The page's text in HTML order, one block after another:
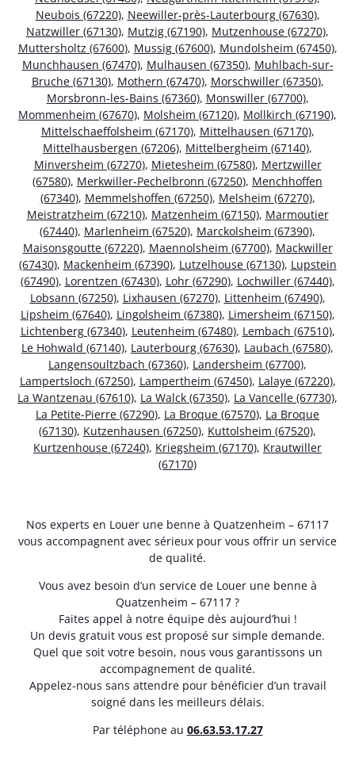
Neubois (67220), Neewiller-près-Lauterbourg (67630),
Natzwiller (67130), Mutzig (67190), Mutzenhouse (67270),
Muttersholtz (67600), Mussig (67600), Mundolsheim (67450),
Munchhausen (67470), Mulhausen (67350), Muhlbach-sur-
Bruche (67130), Mothern (67470), Morschwiller (67350),
Morsbronn-les-Bains (67360), Monswiller (67700),
Mommenheim (67670), Molsheim (67120), Mollkirch (67190),
Mittelschaeffolsheim (67170), Mittelhausen (67170),
Mittelhausbergen (67206), Mittelbergheim (67140),
Minversheim (67270), Mietesheim (67580), Mertzwiller
(67580), Merkwiller-Pechelbronn (67250), Menchhoffen
(67340), Memmelshoffen (67250), Melsheim (67270),
Meistratzheim (67210), Matzenheim (67150), Marmoutier
(67440), Marlenheim (67520), Marckolsheim (67390),
Maisonsgoutte (67220), Maennolsheim (67700), Mackwiller
(67430), Mackenheim (67390), Lutzelhouse (67130), Lupstein
(67490), Lorentzen (67430), Lohr (67290), Lochwiller (67440),
Lobsann (67250), Lixhausen (67270), Littenheim (67490),
Lipsheim (67640), Lingolsheim (67380), Limersheim (67150),
Lichtenberg (67340), Leutenheim (67480), Lembach (67510),
Le Hohwald (67140), Lauterbourg (67630), Laubach (67580),
Langensoultzbach (67360), Landersheim (67700),
Lampertsloch (67250), Lampertheim (67450), Lalaye (67220),
La Wantzenau (67610), La Walck (67350), La Vancelle (67730),
La Petite-Pierre (67290), La Broque (67570), La Broque
(67130), Kutzenhausen (67250), Kuttolsheim (67520),
Kurtzenhouse (67240), Kriegsheim (67170), Krautwiller
(67170)
Nos experts en Louer une benne à Quatzenheim – 67117
vous accompagnent avec sérieux pour vous offrir un service
de qualité.
Vous avez besoin d’un service de Louer une benne à
Quatzenheim – 67117 ?
Faites appel à notre équipe dès aujourd’hui !
Un devis gratuit vous est proposé sur simple demande.
Quel que soit votre besoin, nous vous garantissons un
accompagnement de qualité.
Appelez-nous sans attendre pour bénéficier d’un travail
soigné dans les meilleurs délais.
Par téléphone au 06.63.53.17.27